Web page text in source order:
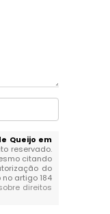
Queijo em
reservado.
citando
do
artigo 184
direitos